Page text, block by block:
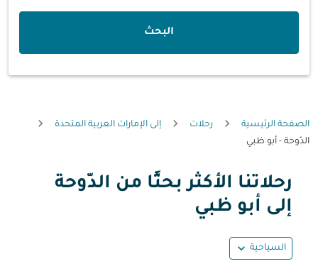
البحث
الصفحة الرئيسية رحلات
إلى الإمارات العربية المتحدة
الدّوحة - أبو ظبي
رحلاتنا الأكثر بحثًا من الدّوحة
إلى أبو ظبي
السياحية expand_more
حاول تحديث الرحلة (مغادرة و/أو وجهة) أو التفاعل مع